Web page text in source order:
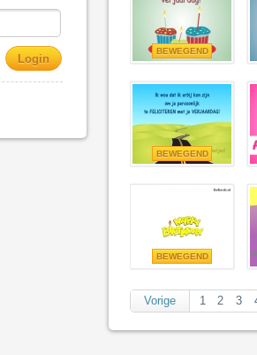
BEWEGEND
BEWEGEND
BEWEGEND
Vorige 1 2 3